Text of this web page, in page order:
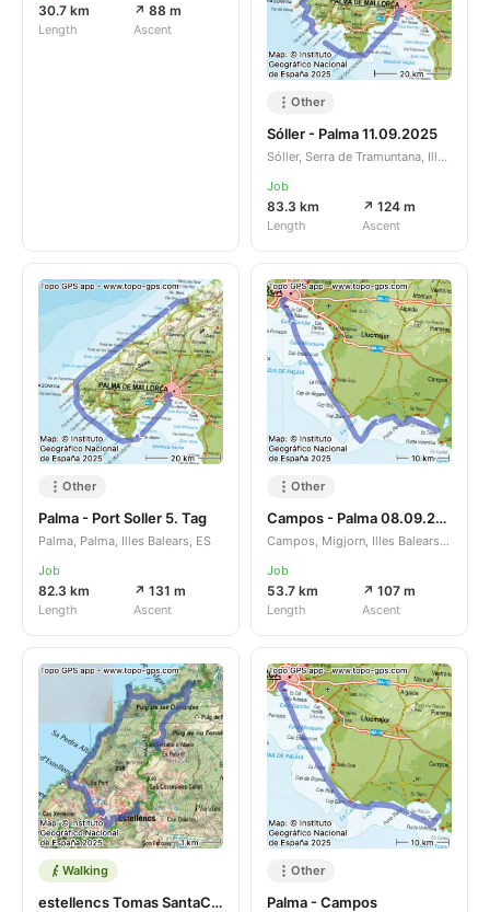
30.7 km
Length
↗ 88 m
Ascent
Other
Sóller - Palma 11.09.2025
Sóller, Serra de Tramuntana, Illes Balears, ES
Job
83.3 km
Length
↗ 124 m
Ascent
Other
Palma - Port Soller 5. Tag
Palma, Palma, Illes Balears, ES
Job
82.3 km
Length
↗ 131 m
Ascent
Other
Campos - Palma 08.09.2025
Campos, Migjorn, Illes Balears, ES
Job
53.7 km
Length
↗ 107 m
Ascent
Walking
estellencs Tomas SantaCreu 07092025
Other
Palma - Campos